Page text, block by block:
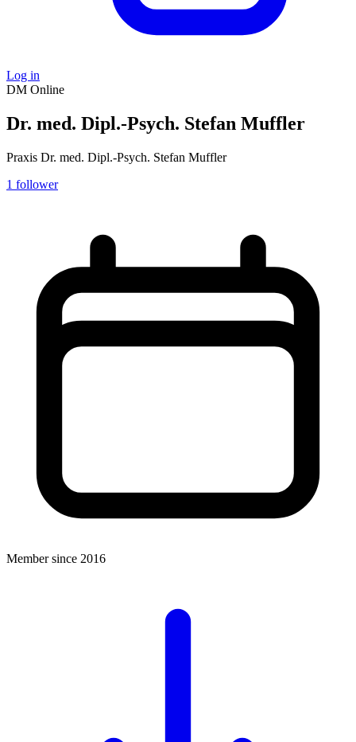
Log in
DM Online
Dr. med. Dipl.-Psych. Stefan Muffler
Praxis Dr. med. Dipl.-Psych. Stefan Muffler
1 follower
Member since 2016